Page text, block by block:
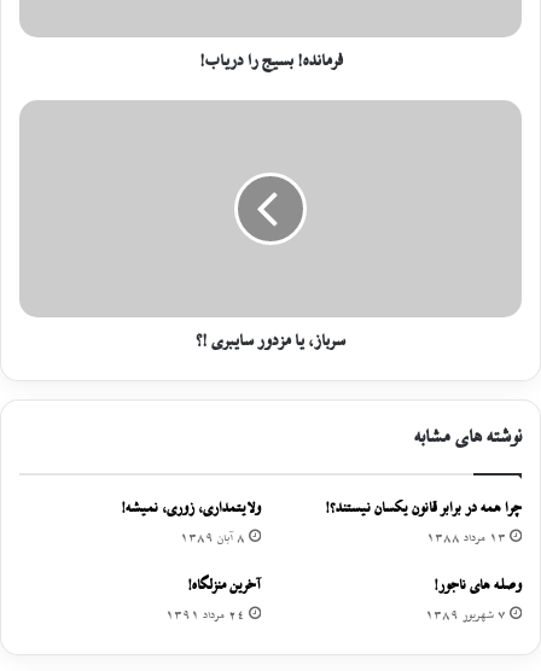
فرمانده! بسیج را دریاب!
سرباز، یا مزدور سایبری !؟
نوشته های مشابه
چرا همه در برابر قانون یکسان نیستند؟!
13 مرداد 1388
ولایتمداری، زوری، نمیشه!
8 آبان 1389
وصله های ناجور!
7 شهریور 1389
آخرین منزلگاه!
24 مرداد 1391